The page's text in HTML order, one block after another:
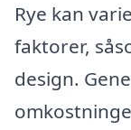
Rye kan
faktorer,
design.